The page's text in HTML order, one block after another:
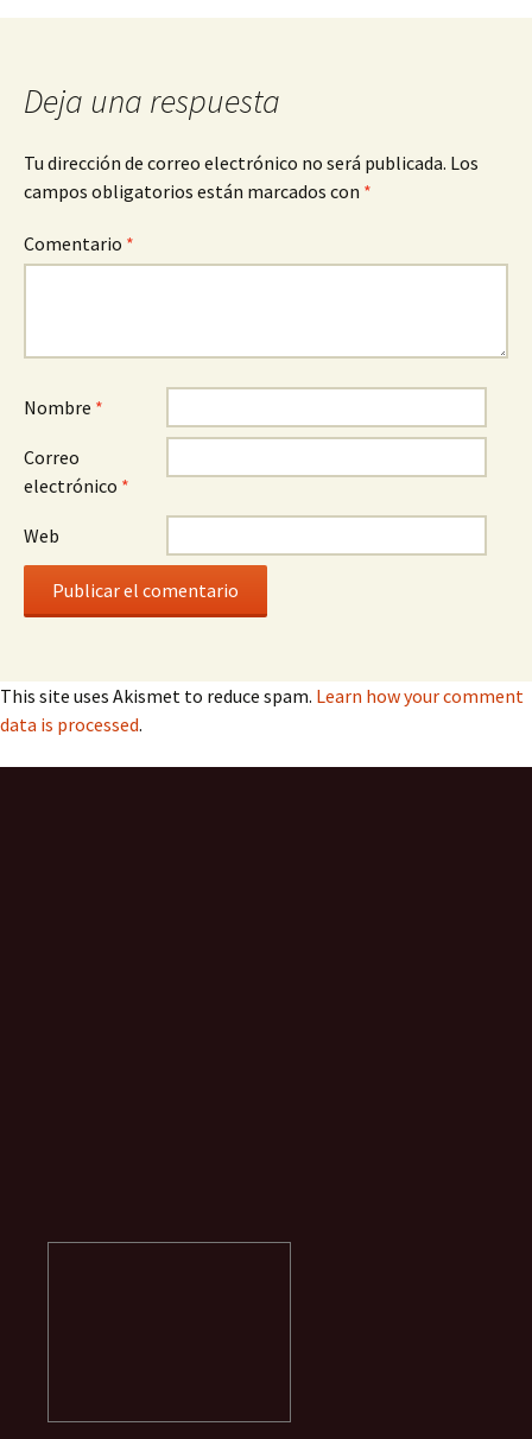
Deja una respuesta
Tu dirección de correo electrónico no será publicada. Los
campos obligatorios están marcados con *
Comentario *
Nombre *
Correo
electrónico *
Web
This site uses Akismet to reduce spam. Learn how your comment
data is processed.